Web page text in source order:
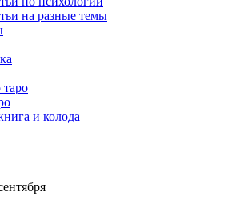
на разные темы
и колода